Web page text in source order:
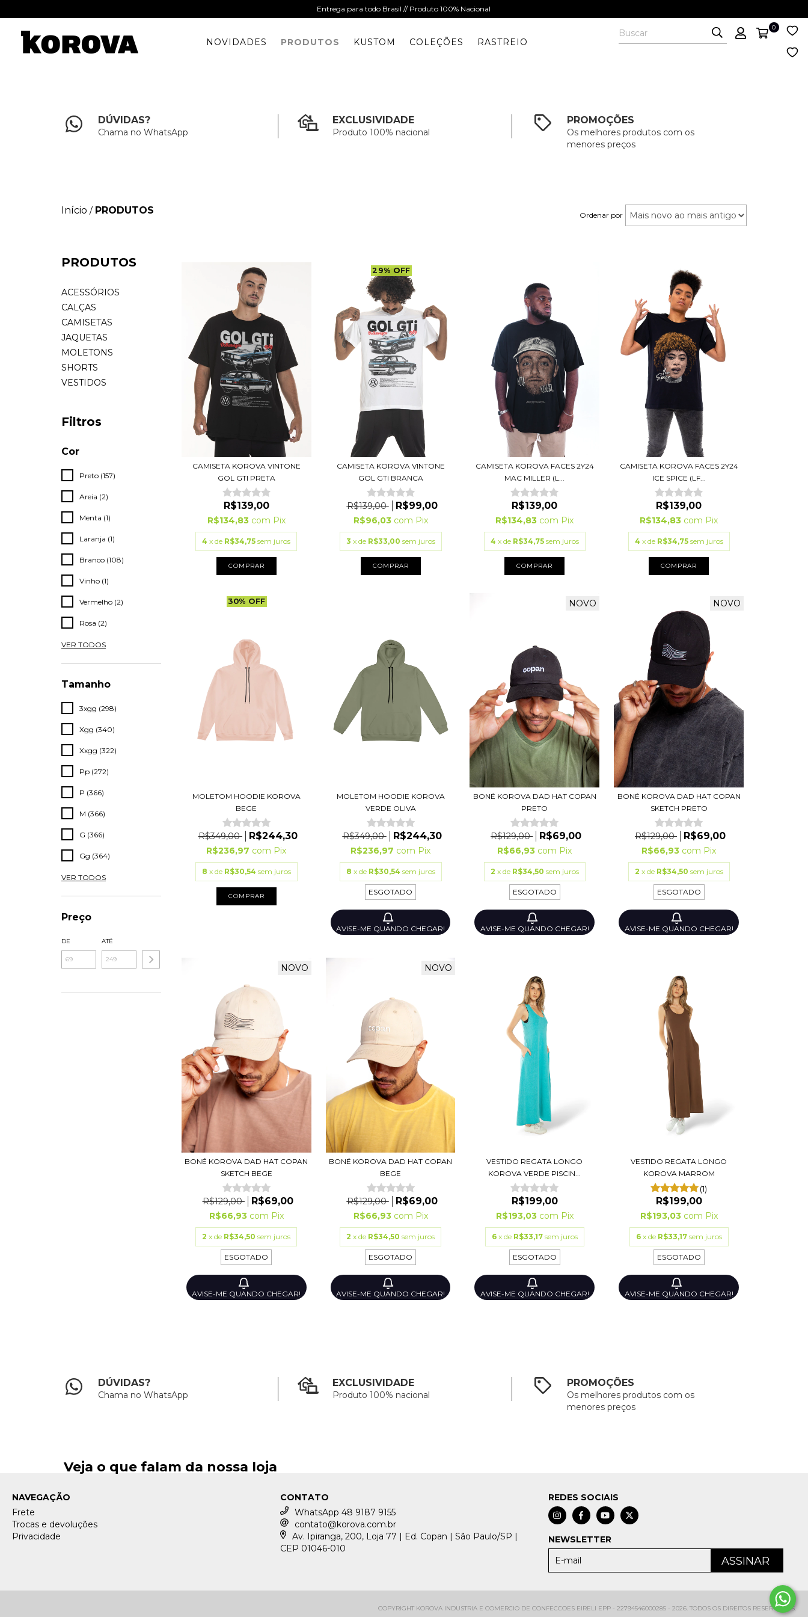
Entrega para todo Brasil // Produto 100% Nacional
NOVIDADES PRODUTOS KUSTOM COLEÇÕES RASTREIO
0
DÚVIDAS?
Chama no WhatsApp
EXCLUSIVIDADE
Produto 100% nacional
PROMOÇÕES
Os melhores produtos com os
menores preços
Início / PRODUTOS Ordenar por
PRODUTOS
ACESSÓRIOS
CALÇAS
CAMISETAS
JAQUETAS
MOLETONS
SHORTS
VESTIDOS
Filtros
Cor
Preto (157)
Areia (2)
Menta (1)
Laranja (1)
Branco (108)
Vinho (1)
Vermelho (2)
Rosa (2)
VER TODOS
Tamanho
3xgg (298)
Xgg (340)
Xxgg (322)
Pp (272)
P (366)
M (366)
G (366)
Gg (364)
VER TODOS
Preço
DE ATÉ
CAMISETA KOROVA VINTONE
GOL GTI PRETA
R$139,00
R$134,83 com Pix
4 x de R$34,75 sem juros
COMPRAR
29% OFF
CAMISETA KOROVA VINTONE
GOL GTI BRANCA
R$139,00 R$99,00
R$96,03 com Pix
3 x de R$33,00 sem juros
COMPRAR
CAMISETA KOROVA FACES 2Y24
MAC MILLER (L...
R$139,00
R$134,83 com Pix
4 x de R$34,75 sem juros
COMPRAR
CAMISETA KOROVA FACES 2Y24
ICE SPICE (LF...
R$139,00
R$134,83 com Pix
4 x de R$34,75 sem juros
COMPRAR
30% OFF
MOLETOM HOODIE KOROVA
BEGE
R$349,00 R$244,30
R$236,97 com Pix
8 x de R$30,54 sem juros
COMPRAR
MOLETOM HOODIE KOROVA
VERDE OLIVA
R$349,00 R$244,30
R$236,97 com Pix
8 x de R$30,54 sem juros
ESGOTADO
AVISE-ME QUANDO CHEGAR!
NOVO
BONÉ KOROVA DAD HAT COPAN
PRETO
R$129,00 R$69,00
R$66,93 com Pix
2 x de R$34,50 sem juros
ESGOTADO
AVISE-ME QUANDO CHEGAR!
NOVO
BONÉ KOROVA DAD HAT COPAN
SKETCH PRETO
R$129,00 R$69,00
R$66,93 com Pix
2 x de R$34,50 sem juros
ESGOTADO
AVISE-ME QUANDO CHEGAR!
NOVO
BONÉ KOROVA DAD HAT COPAN
SKETCH BEGE
R$129,00 R$69,00
R$66,93 com Pix
2 x de R$34,50 sem juros
ESGOTADO
AVISE-ME QUANDO CHEGAR!
NOVO
BONÉ KOROVA DAD HAT COPAN
BEGE
R$129,00 R$69,00
R$66,93 com Pix
2 x de R$34,50 sem juros
ESGOTADO
AVISE-ME QUANDO CHEGAR!
VESTIDO REGATA LONGO
KOROVA VERDE PISCIN...
R$199,00
R$193,03 com Pix
6 x de R$33,17 sem juros
ESGOTADO
AVISE-ME QUANDO CHEGAR!
VESTIDO REGATA LONGO
KOROVA MARROM
(1)
R$199,00
R$193,03 com Pix
6 x de R$33,17 sem juros
ESGOTADO
AVISE-ME QUANDO CHEGAR!
DÚVIDAS?
Chama no WhatsApp
EXCLUSIVIDADE
Produto 100% nacional
PROMOÇÕES
Os melhores produtos com os
menores preços
Veja o que falam da nossa loja
NAVEGAÇÃO
Frete
Trocas e devoluções
Privacidade
CONTATO
WhatsApp 48 9187 9155
contato@korova.com.br
Av. Ipiranga, 200, Loja 77 | Ed. Copan | São Paulo/SP |
CEP 01046-010
REDES SOCIAIS
NEWSLETTER
COPYRIGHT KOROVA INDUSTRIA E COMERCIO DE CONFECCOES EIRELI EPP - 22794546000285 - 2026. TODOS OS DIREITOS RESERVADOS.